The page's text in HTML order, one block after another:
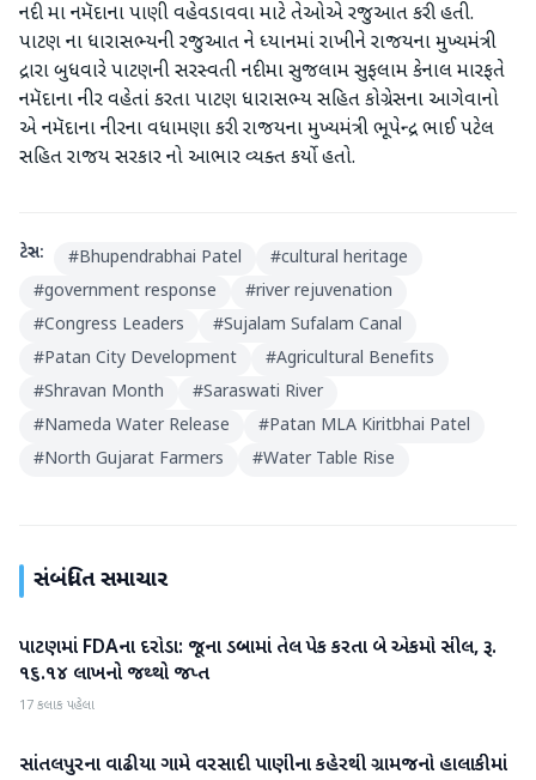
નદી મા નમૅદાના પાણી વહેવડાવવા માટે તેઓએ રજુઆત કરી હતી.
પાટણ ના ધારાસભ્યની રજુઆત ને ધ્યાનમાં રાખીને રાજયના મુખ્યમંત્રી
દ્રારા બુધવારે પાટણની સરસ્વતી નદીમા સુજલામ સુફલામ કેનાલ મારફતે
નમૅદાના નીર વહેતાં કરતા પાટણ ધારાસભ્ય સહિત કોગ્રેસના આગેવાનો
એ નમૅદાના નીરના વધામણા કરી રાજયના મુખ્યમંત્રી ભૂપેન્દ્ર ભાઈ પટેલ
સહિત રાજય સરકાર નો આભાર વ્યક્ત કર્યો હતો.
ટેગ્સ: #Bhupendrabhai Patel #cultural heritage
#government response #river rejuvenation
#Congress Leaders #Sujalam Sufalam Canal
#Patan City Development #Agricultural Benefits
#Shravan Month #Saraswati River
#Nameda Water Release #Patan MLA Kiritbhai Patel
#North Gujarat Farmers #Water Table Rise
સંબંધિત સમાચાર
પાટણ
પાટણમાં FDAના દરોડા: જૂના ડબ્બામાં તેલ પેક કરતા બે એકમો સીલ, રૂ.
૧૬.૧૪ લાખનો જથ્થો જપ્ત
17 કલાક પહેલા
પાટણ
સાંતલપુરના વાઢીયા ગામે વરસાદી પાણીના કહેરથી ગ્રામજનો હાલાકીમાં